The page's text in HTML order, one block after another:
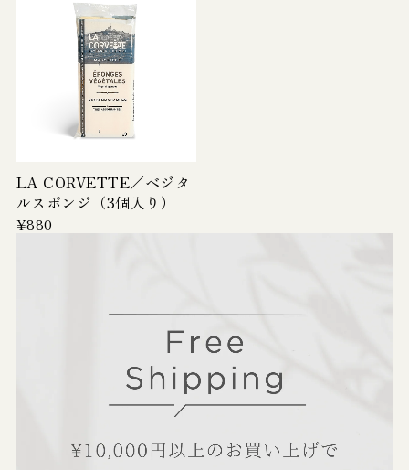
LA CORVETTE／ベジタ
ルスポンジ（3個入り）
¥880